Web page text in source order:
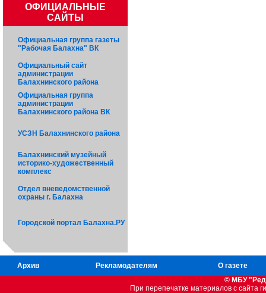
ОФИЦИАЛЬНЫЕ
САЙТЫ
Официальная группа газеты
"Рабочая Балахна" ВК
Официальный сайт
администрации
Балахнинского района
Официальная группа
администрации
Балахнинского района ВК
УСЗН Балахнинского района
Балахнинский музейный
историко-художественный
комплекс
Отдел вневедомственной
охраны г. Балахна
Городской портал Балахна.РУ
Архив Рекламодателям
О газете
© МБУ
При перепечатке материалов c сайта